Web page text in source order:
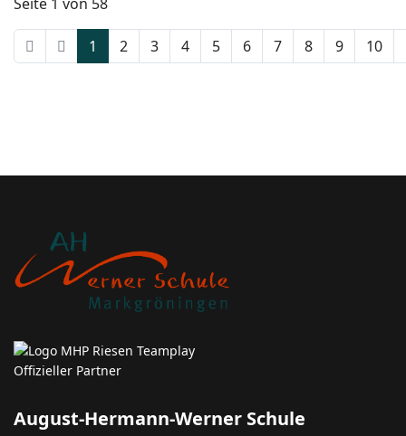
1 2 3 4 5 6 7 8 9 10
August-Hermann-Werner Schule